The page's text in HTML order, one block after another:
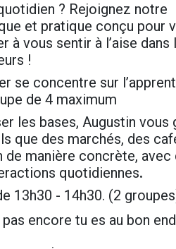
? Rejoignez notre
et pratique conçu pour
vous sentir à l’aise dans
!
se concentre sur
de 4 maximum
les bases, Augustin vous
que des marchés, des
de manière concrète, avec
quotidiennes.
13h30 - 14h30. (2
encore tu es au bon